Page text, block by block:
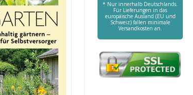
* Nur innerhalb Deutschlands.
Für Lieferungen in das
europäische Ausland (EU und
Schweiz) fallen minimale
Versandkosten an.